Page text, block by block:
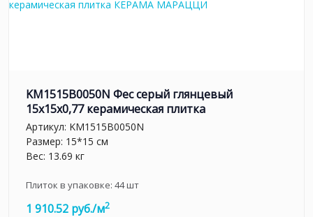
KM1515B0050N Фес серый глянцевый
15x15x0,77 керамическая плитка
Артикул: KM1515B0050N
Размер: 15*15 см
Вес: 13.69 кг
Плиток в упаковке: 44шт
1 910.52 руб./м2